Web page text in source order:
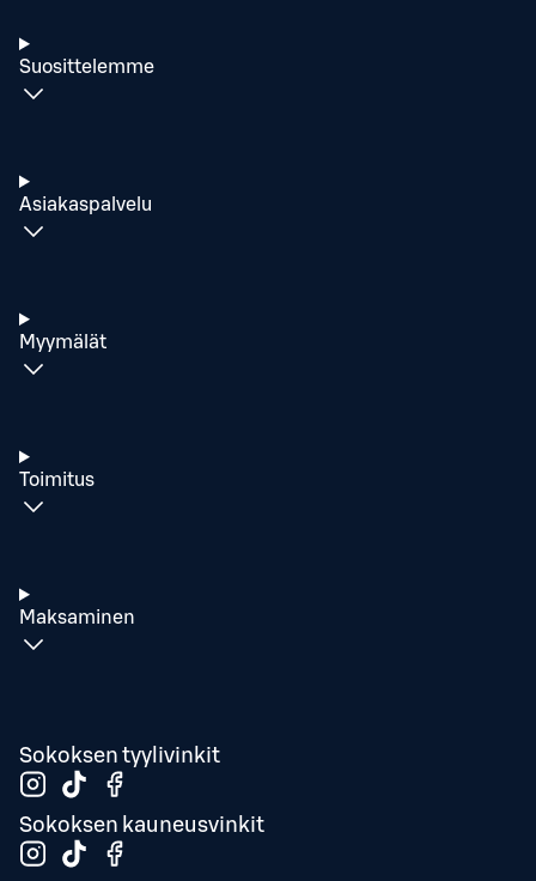
Suosittelemme
Asiakaspalvelu
Myymälät
Toimitus
Maksaminen
Sokoksen tyylivinkit
Sokoksen kauneusvinkit